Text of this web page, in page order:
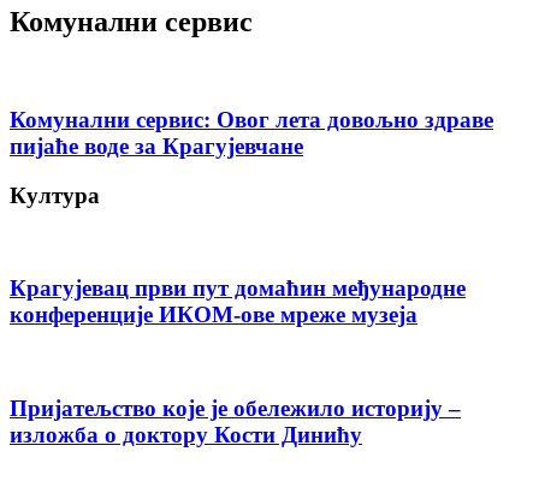
Комунални сервис
Комунални сервис: Овог лета довољно здраве
пијаће воде за Крагујевчане
Култура
Крагујевац први пут домаћин међународне
конференције ИКОМ-ове мреже музеја
Пријатељство које је обележило историју –
изложба о доктору Кости Динићу